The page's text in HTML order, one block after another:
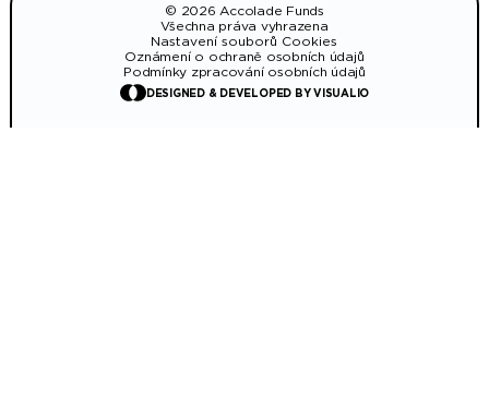
© 2026 Accolade Funds
Všechna práva vyhrazena
Nastavení souborů Cookies
Oznámení o ochraně osobních údajů
Podmínky zpracování osobních údajů
DESIGNED & DEVELOPED BY VISUALIO